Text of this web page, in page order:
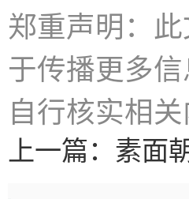
郑重声明：
于传播更多
自行核实相关
上一篇： 素面